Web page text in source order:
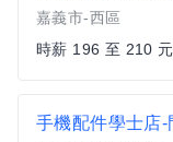
嘉義市-西區
時薪 196 至 210 元
手機配件學士店-